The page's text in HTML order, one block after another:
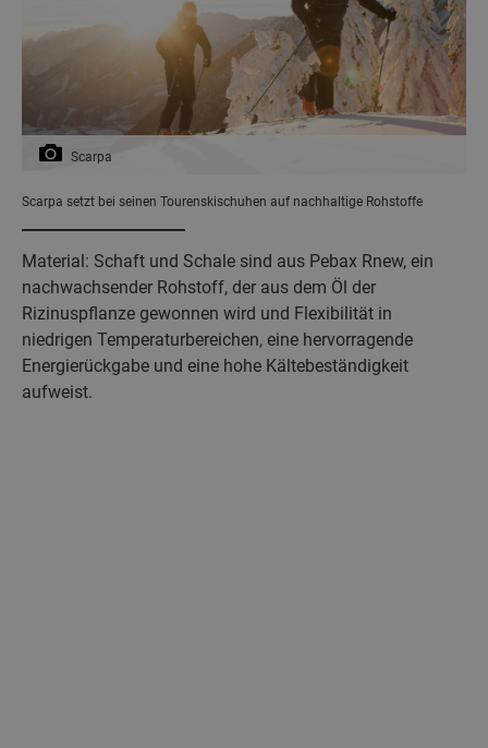
Scarpa
Scarpa setzt bei seinen Tourenskischuhen auf nachhaltige Rohstoffe
Material: Schaft und Schale sind aus Pebax Rnew, ein
nachwachsender Rohstoff, der aus dem Öl der
Rizinuspflanze gewonnen wird und Flexibilität in
niedrigen Temperaturbereichen, eine hervorragende
Energierückgabe und eine hohe Kältebeständigkeit
aufweist.